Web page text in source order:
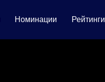
Номинации Рейтинги